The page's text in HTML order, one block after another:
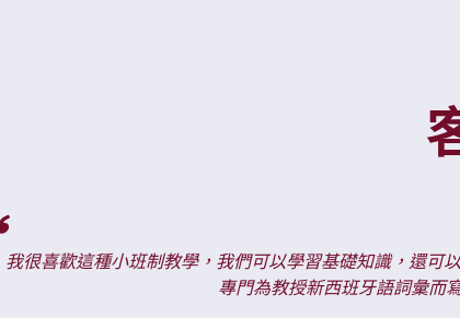
CR Languages 西班牙語課程不僅讓我學會了西班牙語的